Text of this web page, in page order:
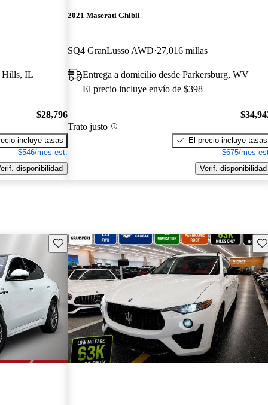
Hills, IL
$28,796
incluye tasas
$546/mes est.
disponibilidad
2021 Maserati Ghibli
SQ4 GranLusso AWD 27,016 millas
Entrega a domicilio desde Parkersburg, WV
El precio incluye envío de $398
Trato justo
El precio incluye tasas
$675/mes
Verif. disponibilidad
Guarda este Aviso
¡Nuevo!